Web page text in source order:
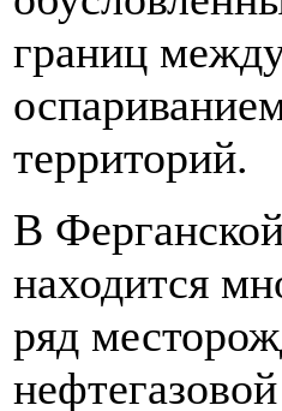
границ
территорий.
В
находится
ряд